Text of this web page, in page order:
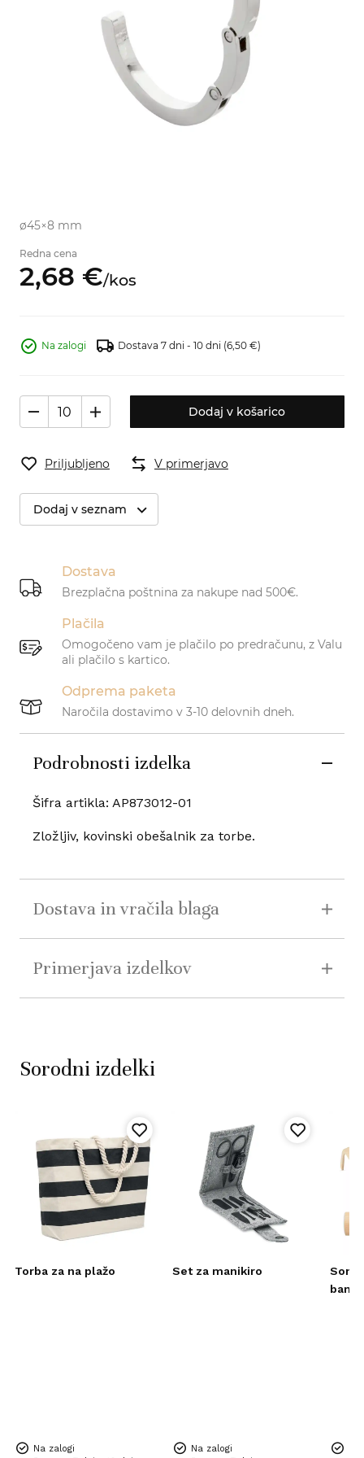
ø45×8 mm
Redna cena
2,68 €/kos
Na zalogi Dostava 7 dni - 10 dni (6,50 €)
Dodaj v košarico
Priljubljeno V primerjavo
Dodaj v seznam
Dostava
Brezplačna poštnina za nakupe nad 500€.
Plačila
Omogočeno vam je plačilo po predračunu, z Valu
ali plačilo s kartico.
Odprema paketa
Naročila dostavimo v 3-10 delovnih dneh.
Podrobnosti izdelka
Šifra artikla: AP873012-01
Zložljiv, kovinski obešalnik za torbe.
Dostava in vračila blaga
Primerjava izdelkov
Sorodni izdelki
Torba za na plažo
Na zalogi
Set za manikiro
Na zalogi